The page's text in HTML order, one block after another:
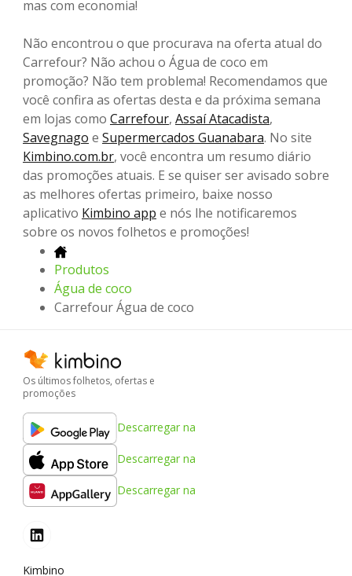
mas com economia!
Não encontrou o que procurava na oferta atual do
Carrefour? Não achou o Água de coco em
promoção? Não tem problema! Recomendamos que
você confira as ofertas desta e da próxima semana
em lojas como Carrefour, Assaí Atacadista,
Savegnago e Supermercados Guanabara. No site
Kimbino.com.br, você encontra um resumo diário
das promoções atuais. E se quiser ser avisado sobre
as melhores ofertas primeiro, baixe nosso
aplicativo Kimbino app e nós lhe notificaremos
sobre os novos folhetos e promoções!
Produtos
Água de coco
Carrefour Água de coco
Os últimos folhetos, ofertas e
promoções
Descarregar na
Descarregar na
Descarregar na
Kimbino